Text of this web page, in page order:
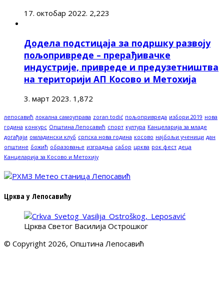
17. октобар 2022. 2,223
Додела подстицаја за подршку развоју
пољопривреде – прерађивачке
индустрије, привреде и предузетништва
на територији АП Косово и Метохија
3. март 2023. 1,872
лепосавић локална самоуправа zoran todić пољопривреда избори 2019 нова
година конкурс Општина Лепосавић спорт култура Канцеларија за младе
догађаји омладински клуб српска нова година косово најбољи ученици дан
општине божић образовање изградња сабор црква рок фест деца
Канцеларија за Косово и Метохију
Црква у Лепосавићу
Црква Светог Василија Острошког
© Copyright 2026, Општина Лепосавић